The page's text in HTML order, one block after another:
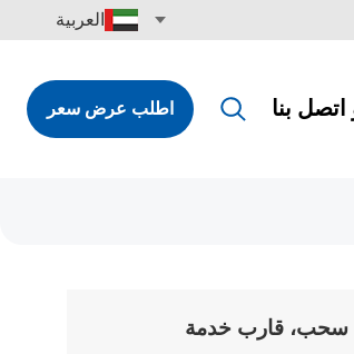
العربية
English اتصل بنا اطلب عرض سعر
سحب، قارب خدمة